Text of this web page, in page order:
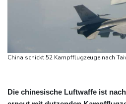
Sohn: Krebs von Ex-Präsident
Metastasen gebildet
Iran stellt harte Bedingungen für
China schickt 52 Kampfflugzeuge nach
Die chinesische Luftwaffe ist